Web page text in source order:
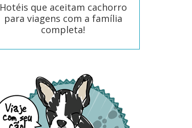
Hotéis que aceitam cachorro
para viagens com a família
completa!